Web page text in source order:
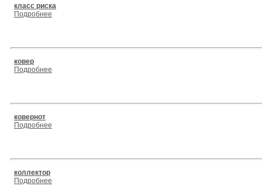
класс риска
Подробнее
ковер
Подробнее
ковернот
Подробнее
коллектор
Подробнее